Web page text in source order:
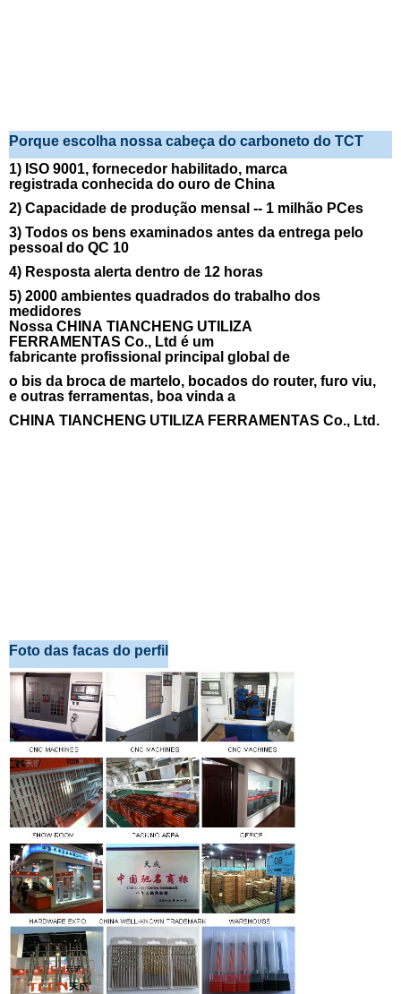
Porque escolha nossa cabeça do carboneto do TCT
1) ISO 9001, fornecedor habilitado, marca
registrada conhecida do ouro de China
2) Capacidade de produção mensal -- 1 milhão PCes
3) Todos os bens examinados antes da entrega pelo
pessoal do QC 10
4) Resposta alerta dentro de 12 horas
5) 2000 ambientes quadrados do trabalho dos
medidores
Nossa CHINA TIANCHENG UTILIZA
FERRAMENTAS Co., Ltd é um
fabricante profissional principal global de
o bis da broca de martelo, bocados do router, furo viu,
e outras ferramentas, boa vinda a
CHINA TIANCHENG UTILIZA FERRAMENTAS Co., Ltd.
Foto das facas do perfil